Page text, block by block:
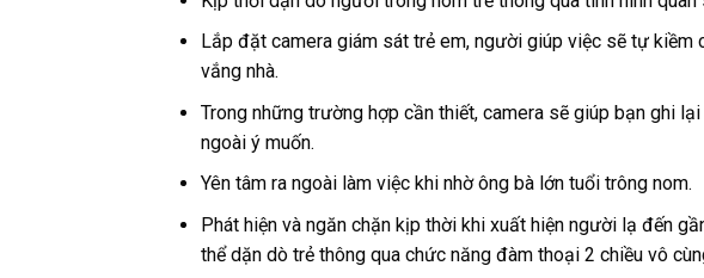
Lắp đặt camera giám sát trẻ em, người giúp việc sẽ tự kiềm
vắng nhà.
Trong những trường hợp cần thiết, camera sẽ giúp bạn ghi
ngoài ý muốn.
Yên tâm ra ngoài làm việc khi nhờ ông bà lớn tuổi trông nom.
Phát hiện và ngăn chặn kịp thời khi xuất hiện người lạ đến
thể dặn dò trẻ thông qua chức năng đàm thoại 2 chiều vô